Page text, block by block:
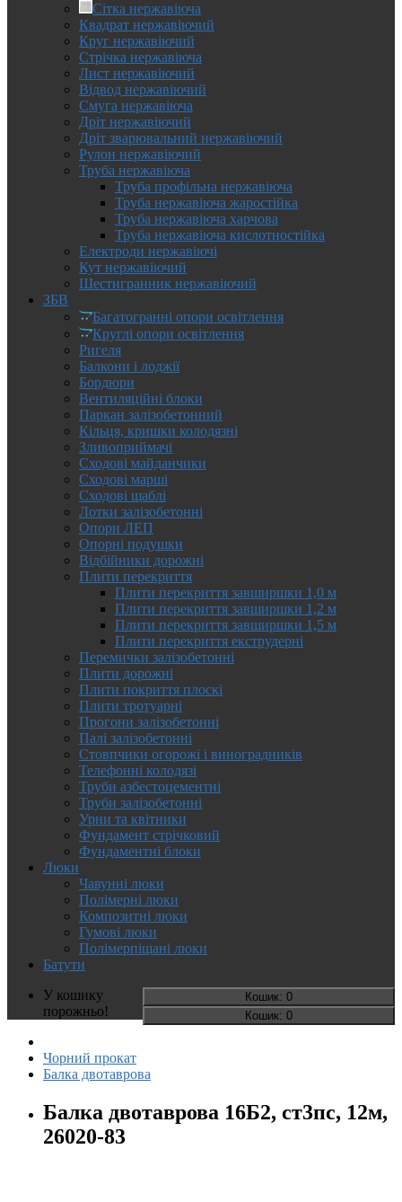
Сітка нержавіюча
Квадрат нержавіючий
Круг нержавіючий
Стрічка нержавіюча
Лист нержавіючий
Відвод нержавіючий
Смуга нержавіюча
Дріт нержавіючий
Дріт зварювальний нержавіючий
Рулон нержавіючий
Труба нержавіюча
Труба профільна нержавіюча
Труба нержавіюча жаростійка
Труба нержавіюча харчова
Труба нержавіюча кислотностійка
Електроди нержавіючі
Кут нержавіючий
Шестигранник нержавіючий
ЗБВ
Багатогранні опори освітлення
Круглі опори освітлення
Ригеля
Балкони і лоджії
Бордюри
Вентиляційні блоки
Паркан залізобетонний
Кільця, кришки колодязні
Зливоприймачі
Сходові майданчики
Сходові марші
Сходові щаблі
Лотки залізобетонні
Опори ЛЕП
Опорні подушки
Відбійники дорожні
Плити перекриття
Плити перекриття завширшки 1,0 м
Плити перекриття завширшки 1,2 м
Плити перекриття завширшки 1,5 м
Плити перекриття екструдерні
Перемички залізобетонні
Плити дорожні
Плити покриття плоскі
Плити тротуарні
Прогони залізобетонні
Палі залізобетонні
Стовпчики огорожі і виноградників
Телефонні колодязі
Труби азбестоцементні
Труби залізобетонні
Урни та квітники
Фундамент стрічковий
Фундаментні блоки
Люки
Чавунні люки
Полімерні люки
Композитні люки
Гумові люки
Полімерпіщані люки
Батути
Кошик: 0
Кошик: 0
У кошику
порожньо!
Чорний прокат
Балка двотаврова
Балка двотаврова 16Б2, ст3пс, 12м,
26020-83